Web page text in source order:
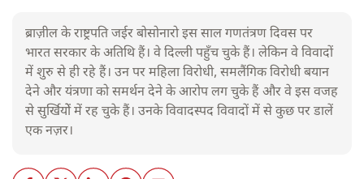
ब्राज़ील के राष्ट्रपति जईर बोसोनारो इस साल गणतंत्रण दिवस पर
भारत सरकार के अतिथि हैं। वे दिल्ली पहुँच चुके हैं। लेकिन वे विवादों
में शुरु से ही रहे हैं। उन पर महिला विरोधी, समलैंगिक विरोधी बयान
देने और यंत्रणा को समर्थन देने के आरोप लग चुके हैं और वे इस वजह
से सुर्खियोें में रह चुके हैं। उनके विवादस्पद विवादों में से कुछ पर डालें
एक नज़र।